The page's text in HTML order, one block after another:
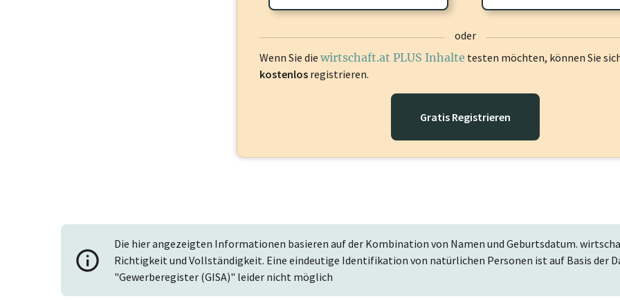
oder
Wenn Sie die wirtschaft.at PLUS Inhalte testen möchten, können Sie
kostenlos registrieren.
Gratis Registrieren
Die hier angezeigten Informationen basieren auf der Kombination von Namen und Geburtsdatum.
Richtigkeit und Vollständigkeit. Eine eindeutige Identifikation von natürlichen Personen ist auf Basis der
"Gewerberegister (GISA)" leider nicht möglich